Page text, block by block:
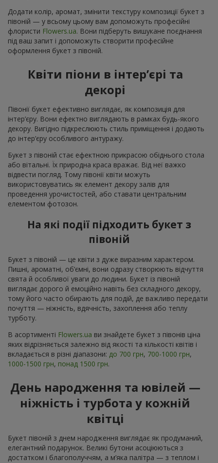
Додати колір, аромат, змінити текстуру композиції букет з
півоній — у всьому цьому вам допоможуть професійні
флористи Flowers.ua. Вони підберуть вишукане поєднання
під ваш запит і допоможуть створити професійне
оформлення букет з півоній.
Квіти піони в інтер’єрі та
декорі
Півонії букет ефективно виглядає, як композиція для
інтер’єру. Вони ефектно виглядають в рамках будь-якого
декору. Вигідно підкреслюють стиль приміщення і додають
до інтер’єру особливого антуражу.
Букет з півоній стає ефектною прикрасою обіднього стола
або вітальні. Їх природна краса вражає. Від неї важко
відвести погляд. Тому півонії квіти можуть
використовуватись як елемент декору залів для
проведення урочистостей, або ставати центральним
елементом фотозон.
На які події підходить букет з
півоній
Букет з півоній — це квіти з дуже виразним характером.
Пишні, ароматні, об’ємні, вони одразу створюють відчуття
свята й особливої уваги до людини. Букет із півоній
виглядає дорого й емоційно навіть без складного декору,
тому його часто обирають для подій, де важливо передати
почуття — ніжність, вдячність, захоплення або теплу
турботу.
В асортименті Flowers.ua ви знайдете букет з півонів ціна
яких відрізняється залежно від якості та кількості квітів і
вкладається в різні діапазони: до 700 грн, 700-1000 грн,
1000-1500 грн, понад 1500 грн.
День народження та ювілей —
ніжність і турбота у кожній
квітці
Букет півоній з днем народження виглядає як продуманий,
елегантний подарунок. Великі бутони асоціюються з
достатком і благополуччям, а м’яка палітра — з теплом і